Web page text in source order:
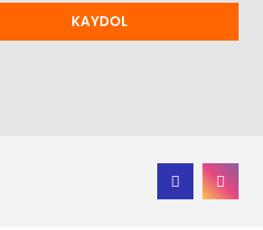
KAYDOL